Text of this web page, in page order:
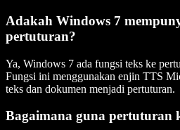
Adakah Windows 7
pertuturan?
Ya, Windows 7 ada fungsi teks ke
Fungsi ini menggunakan enjin TTS
teks dan dokumen menjadi pertuturan.
Bagaimana guna pertuturan